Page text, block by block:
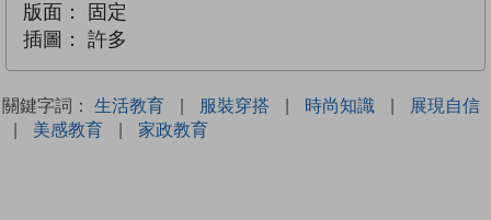
版面：
固定
插圖：
許多
關鍵字詞： 生活教育 | 服裝穿搭 | 時尚知識 |
展現自信
|
美感教育 | 家政教育